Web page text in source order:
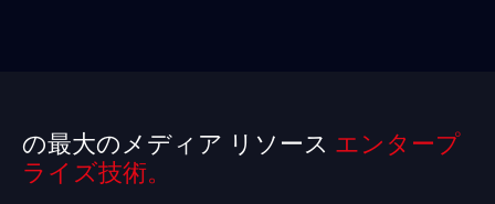
の最大のメディア リソース エンタープ
ライズ技術。